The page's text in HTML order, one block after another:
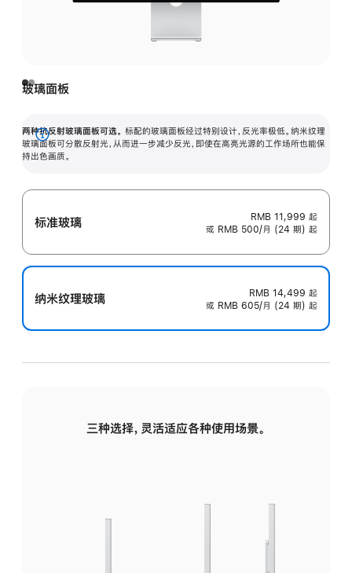
玻璃面板
两种抗反射玻璃面板可选。 标配的玻璃面板经过特别设计，反光率极低。纳米纹理
玻璃面板可分散反射光，从而进一步减少反光，即使在高亮光源的工作场所也能保
持出色画质。
展
开
标准玻璃 RMB 11,999 起
或 RMB 500/月 (24 期) 起
纳米纹理玻璃 RMB 14,499 起
或 RMB 605/月 (24 期) 起
三种选择，灵活适应各种使用场景。